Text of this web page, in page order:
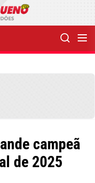
campeã
de 2025